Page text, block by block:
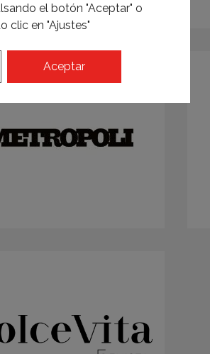
el botón "Aceptar" o
clic en "Ajustes"
Aceptar